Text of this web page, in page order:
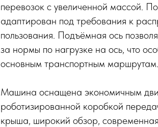
перевозок с увеличенной массой.
адаптирован под требования к
пользования. Подъёмная ось
за нормы по нагрузке на ось, что
основным транспортным маршрутам.
Машина оснащена экономичным
роботизированной коробкой
крыша, широкий обзор,